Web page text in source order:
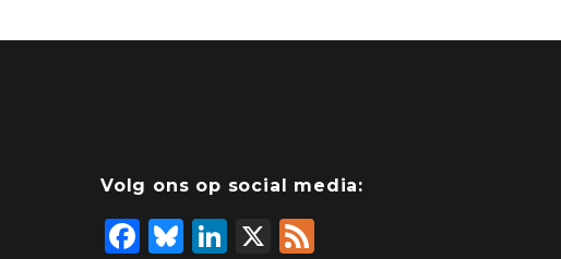
Volg ons op social media:
F
Bl
Li
X